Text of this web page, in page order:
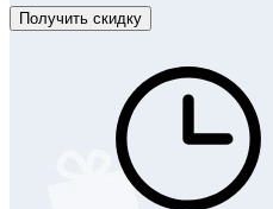
Получить скидку